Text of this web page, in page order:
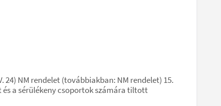
NM rendelet (továbbiakban: NM rendelet) 15.
a sérülékeny csoportok számára tiltott